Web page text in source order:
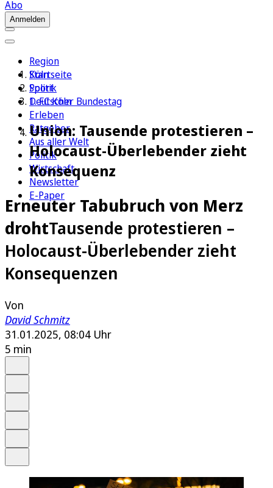
Abo
Anmelden
Region
Köln
Sport
1. FC Köln
Erleben
Ratgeber
Aus aller Welt
Politik
Wirtschaft
Newsletter
E-Paper
Startseite
Politik
Deutscher Bundestag
Union: Tausende protestieren –
Holocaust-Überlebender zieht
Konsequenz
Erneuter Tabubruch von Merz
drohtTausende protestieren –
Holocaust-Überlebender zieht
Konsequenzen
Von
David Schmitz
31.01.2025, 08:04 Uhr
5 min